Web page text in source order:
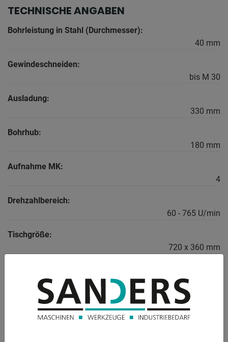
TECHNISCHE ANGABEN
Bohrleistung in Stahl (Durchmesser):
40 mm
Gewindeschneiden:
bis M 30
Ausladung:
330 mm
Bohrhub:
180 mm
Aufnahme MK:
4
Drehzahlbereich:
60 - 765 U/min
Tischgröße:
720 x 360 mm
2,6 / 3,2 kW
Gewicht: